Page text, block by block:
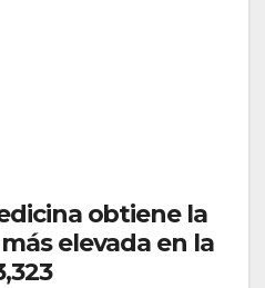
obtiene la
elevada en la